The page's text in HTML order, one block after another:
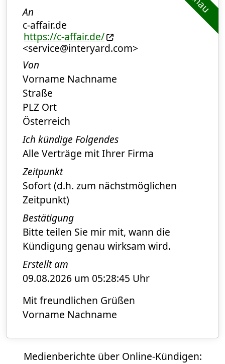
An
c-affair.de
https://c-affair.de/
<service@interyard.com>
Von
Vorname Nachname
Straße
PLZ Ort
Österreich
Ich kündige Folgendes
Alle Verträge mit Ihrer Firma
Zeitpunkt
Sofort (d.h. zum nächstmöglichen
Zeitpunkt)
Bestätigung
Bitte teilen Sie mir mit, wann die
Kündigung genau wirksam wird.
Erstellt am
09.08.2026 um 05:28:45 Uhr
Mit freundlichen Grüßen
Vorname Nachname
Medienberichte über Online-Kündigen: